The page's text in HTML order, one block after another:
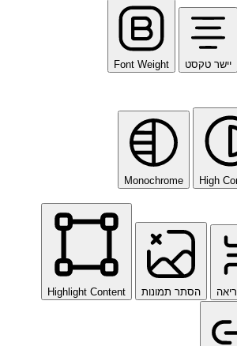
יישר טקסט Font Weight
High
Monochrome
הסתר תמונות Highlight Content